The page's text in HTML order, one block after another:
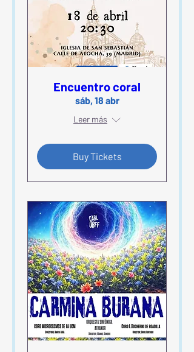
Encuentro coral
sáb, 18 abr
Leer más
Buy Tickets